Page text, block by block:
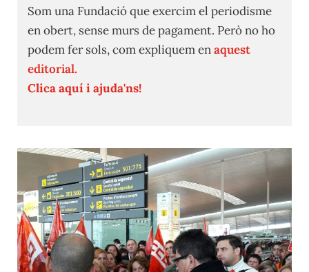
Som una Fundació que exercim el periodisme
en obert, sense murs de pagament. Però no ho
podem fer sols, com expliquem enaquest
editorial.
Clica aquí i ajuda'ns!